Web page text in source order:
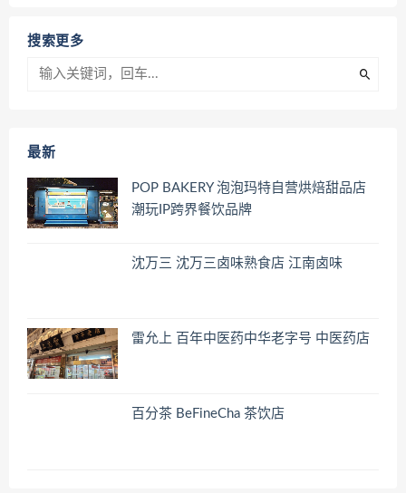
搜索更多
最新
POP BAKERY 泡泡玛特自营烘焙甜品店
潮玩IP跨界餐饮品牌
沈万三 沈万三卤味熟食店 江南卤味
雷允上 百年中医药中华老字号 中医药店
百分茶 BeFineCha 茶饮店